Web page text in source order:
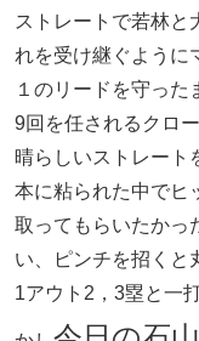
ストレートで若林と
れを受け継ぐように
１のリードを守った
9回を任されるクロ
晴らしいストレート
本に粘られた中でヒ
取ってもらいたかっ
い、ピンチを招くと
1アウト2，3塁と一